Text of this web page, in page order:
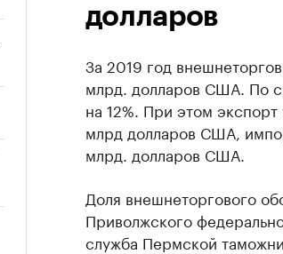
долларов
За 2019 год
млрд. долларов США. По
на 12%. При этом экспорт
млрд долларов США,
млрд. долларов США.
Доля внешнеторгового
Приволжского
служба Пермской таможни.